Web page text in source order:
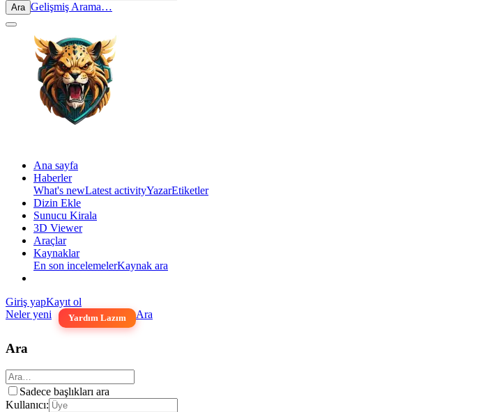
Ara Gelişmiş Arama…
Ana sayfa
Haberler
What's newLatest activityYazarEtiketler
Dizin Ekle
Sunucu Kirala
3D Viewer
Araçlar
Kaynaklar
En son incelemelerKaynak ara
Giriş yapKayıt ol
Neler yeni
Yardım Lazım Ara
Ara
Sadece başlıkları ara
Kullanıcı: